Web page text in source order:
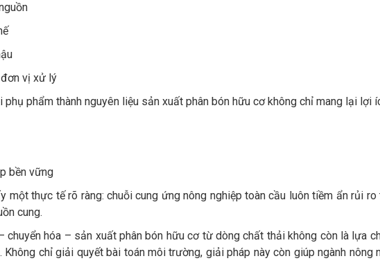
vị xử lý
phẩm thành nguyên liệu sản xuất phân bón hữu cơ không chỉ mang lại lợi
bền vững
một thực tế rõ ràng: chuỗi cung ứng nông nghiệp toàn cầu luôn tiềm ẩn rủi
cung.
chuyển hóa – sản xuất phân bón hữu cơ từ dòng chất thải không còn là lựa
chỉ giải quyết bài toán môi trường, giải pháp này còn giúp ngành